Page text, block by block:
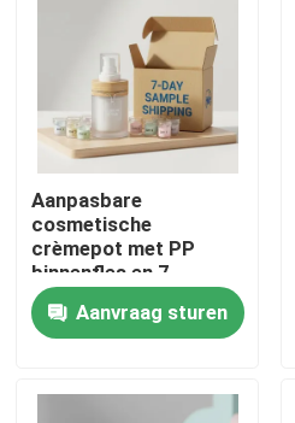
Thuis
Aanpasbare
cosmetische
crèmepot met PP
binnenfles en 7-
daagse
monsterverzending
Aanvraag sturen